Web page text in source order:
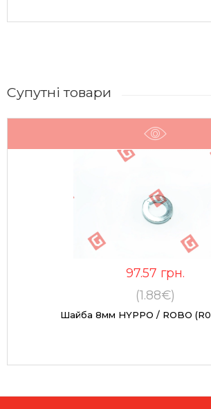
Супутні товари
97.57 грн.
(1.88€)
Шайба 8мм HYPPO / ROBO